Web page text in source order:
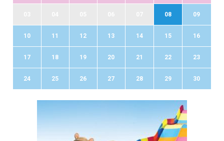
08 09
10 11 12 13 14 15 16
17 18 19 20 21 22 23
24 25 26 27 28 29 30